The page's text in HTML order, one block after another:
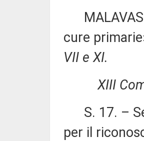
cure
VII e XI.
XIII
S. 17. –
per il